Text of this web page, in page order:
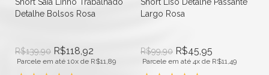
Detalhe Bolsos Rosa
R$139,90 R$118,92
Parcele em até 10x de R$11,89
Largo Rosa
R$99,90 R$45,95
Parcele em até 4x de R$11,49